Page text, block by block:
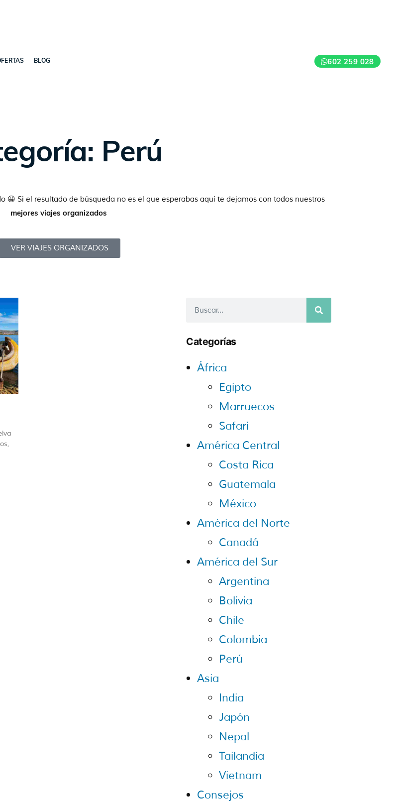
BLOG 602 259 028
Perú
😀 Si el resultado de búsqueda no es el que esperabas aquí te dejamos con todos nuestros
mejores viajes organizados
VER VIAJES ORGANIZADOS
Categorías
África
Egipto
Marruecos
Safari
América Central
Costa Rica
Guatemala
México
América del Norte
Canadá
América del Sur
Argentina
Bolivia
Chile
Colombia
Perú
Asia
India
Japón
Nepal
Tailandia
Vietnam
Consejos